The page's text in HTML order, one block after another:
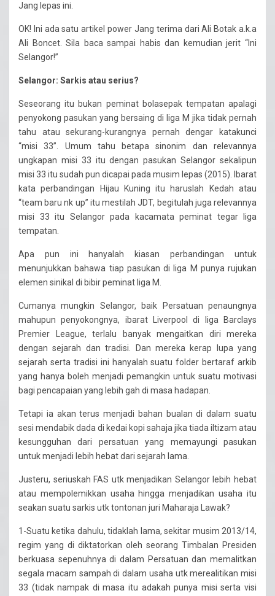
Jang lepas ini.
OK! Ini ada satu artikel power Jang terima dari Ali Botak a.k.a
Ali Boncet. Sila baca sampai habis dan kemudian jerit “Ini
Selangor!”
Selangor: Sarkis atau serius?
Seseorang itu bukan peminat bolasepak tempatan apalagi
penyokong pasukan yang bersaing di liga M jika tidak pernah
tahu atau sekurang-kurangnya pernah dengar katakunci
“misi 33”. Umum tahu betapa sinonim dan relevannya
ungkapan misi 33 itu dengan pasukan Selangor sekalipun
misi 33 itu sudah pun dicapai pada musim lepas (2015). Ibarat
kata perbandingan Hijau Kuning itu haruslah Kedah atau
“team baru nk up” itu mestilah JDT, begitulah juga relevannya
misi 33 itu Selangor pada kacamata peminat tegar liga
tempatan.
Apa pun ini hanyalah kiasan perbandingan untuk
menunjukkan bahawa tiap pasukan di liga M punya rujukan
elemen sinikal di bibir peminat liga M.
Cumanya mungkin Selangor, baik Persatuan penaungnya
mahupun penyokongnya, ibarat Liverpool di liga Barclays
Premier League, terlalu banyak mengaitkan diri mereka
dengan sejarah dan tradisi. Dan mereka kerap lupa yang
sejarah serta tradisi ini hanyalah suatu folder bertaraf arkib
yang hanya boleh menjadi pemangkin untuk suatu motivasi
bagi pencapaian yang lebih gah di masa hadapan.
Tetapi ia akan terus menjadi bahan bualan di dalam suatu
sesi mendabik dada di kedai kopi sahaja jika tiada iltizam atau
kesungguhan dari persatuan yang memayungi pasukan
untuk menjadi lebih hebat dari sejarah lama.
Justeru, seriuskah FAS utk menjadikan Selangor lebih hebat
atau mempolemikkan usaha hingga menjadikan usaha itu
seakan suatu sarkis utk tontonan juri Maharaja Lawak?
1-Suatu ketika dahulu, tidaklah lama, sekitar musim 2013/14,
regim yang di diktatorkan oleh seorang Timbalan Presiden
berkuasa sepenuhnya di dalam Persatuan dan memalitkan
segala macam sampah di dalam usaha utk merealitikan misi
33 (tidak nampak di masa itu adakah punya misi serta visi